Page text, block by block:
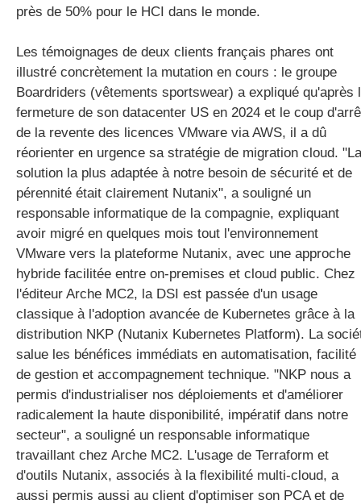
près de 50% pour le HCI dans le monde.
Les témoignages de deux clients français phares ont
illustré concrètement la mutation en cours : le groupe
Boardriders (vêtements sportswear) a expliqué qu'après
fermeture de son datacenter US en 2024 et le coup
de la revente des licences VMware via AWS, il a dû
réorienter en urgence sa stratégie de migration cloud. "La
solution la plus adaptée à notre besoin de sécurité et de
pérennité était clairement Nutanix", a souligné un
responsable informatique de la compagnie, expliquant
avoir migré en quelques mois tout l'environnement
VMware vers la plateforme Nutanix, avec une approche
hybride facilitée entre on-premises et cloud public. Chez
l'éditeur Arche MC2, la DSI est passée d'un usage
classique à l'adoption avancée de Kubernetes grâce à la
distribution NKP (Nutanix Kubernetes Platform). La
salue les bénéfices immédiats en automatisation, facilité
de gestion et accompagnement technique. "NKP nous a
permis d'industrialiser nos déploiements et d'améliorer
radicalement la haute disponibilité, impératif dans notre
secteur", a souligné un responsable informatique
travaillant chez Arche MC2. L'usage de Terraform et
d'outils Nutanix, associés à la flexibilité multi-cloud, a
aussi permis aussi au client d'optimiser son PCA et de